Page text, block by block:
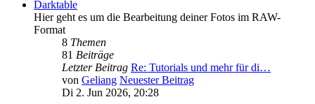
Darktable
Hier geht es um die Bearbeitung deiner Fotos im RAW-
Format
8 Themen
81 Beiträge
Letzter Beitrag Re: Tutorials und mehr für di…
von Geliang Neuester Beitrag
Di 2. Jun 2026, 20:28